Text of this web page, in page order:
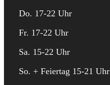
Do. 17-22 Uhr
Fr. 17-22 Uhr
Sa. 15-22 Uhr
So. + Feiertag 15-21 Uhr